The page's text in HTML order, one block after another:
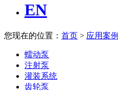
EN
您现在的位置： 首页 > 应用案例
蠕动泵
注射泵
灌装系统
齿轮泵